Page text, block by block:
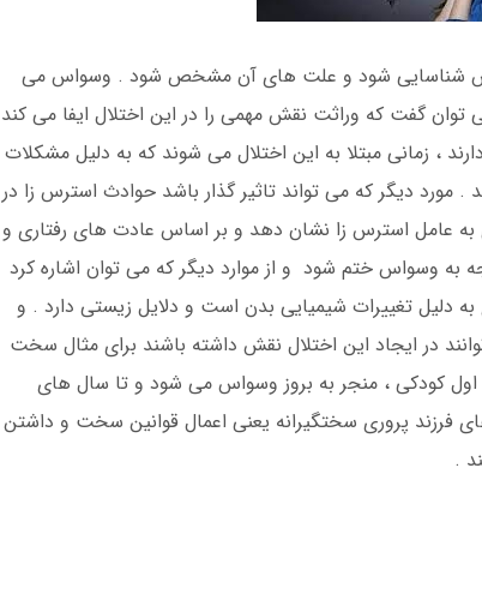
شناسایی شود و علت های آن مشخص شود . وسواس می
توان گفت که وراثت نقش مهمی را در این اختلال ایفا می کند
، زمانی مبتلا به این اختلال می شوند که به دلیل مشکلات
دیگر که می تواند تاثیر گذار باشد حوادث استرس زا در
عامل استرس زا نشان دهد و بر اساس عادت های رفتاری و
به وسواس ختم شود و از موارد دیگر که می توان اشاره کرد
دلیل تغییرات شیمیایی بدن است و دلایل زیستی دارد . و
در ایجاد این اختلال نقش داشته باشند برای مثال سخت
کودکی ، منجر به بروز وسواس می شود و تا سال های
فرزند پروری سختگیرانه یعنی اعمال قوانین سخت و داشتن
.